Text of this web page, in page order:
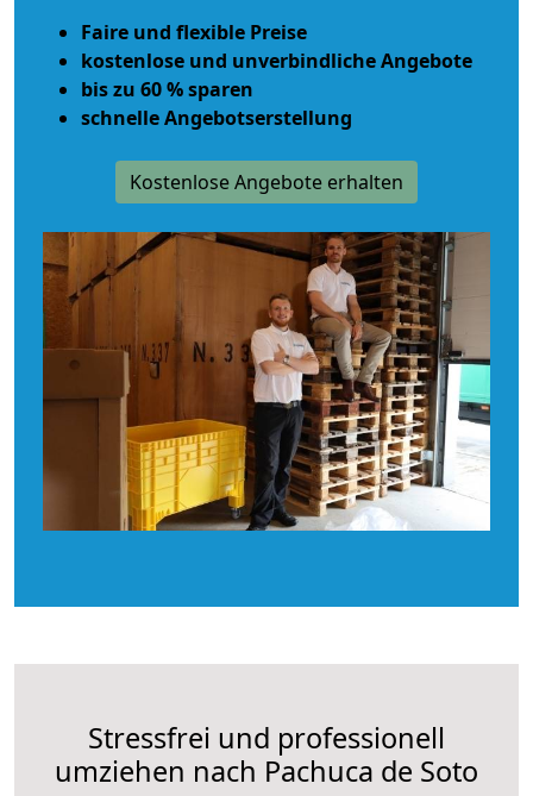
Faire und flexible Preise
kostenlose und unverbindliche Angebote
bis zu 60 % sparen
schnelle Angebotserstellung
Kostenlose Angebote erhalten
Stressfrei und professionell
umziehen nach Pachuca de Soto